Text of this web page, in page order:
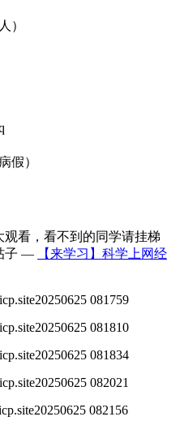
）
假）
看，看不到的同学请挂梯
子 —
【来学习】科学上网经